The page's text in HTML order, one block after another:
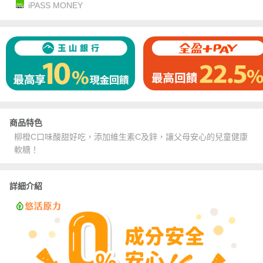
iPASS MONEY
商品特色
柳橙C口味酸甜好吃，添加維生素C及鋅，讓父母安心的兒童健康
軟糖！
詳細介紹